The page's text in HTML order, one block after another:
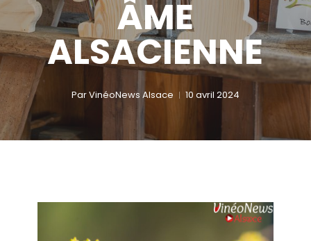
ÂME
ALSACIENNE
ParVinéoNews Alsace 10 avril 2024